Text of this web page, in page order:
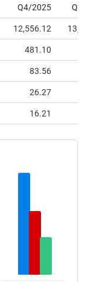
Q4/2025
12,556.12
481.10
83.56
26.27
16.21